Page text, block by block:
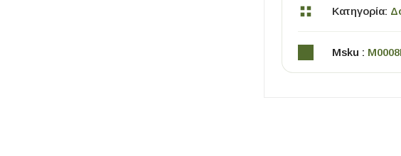
Κατηγορία:
Msku :